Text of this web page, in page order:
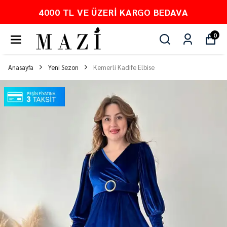
4000 TL VE ÜZERI KARGO BEDAVA
0
Anasayfa Yeni Sezon Kemerli Kadife Elbise